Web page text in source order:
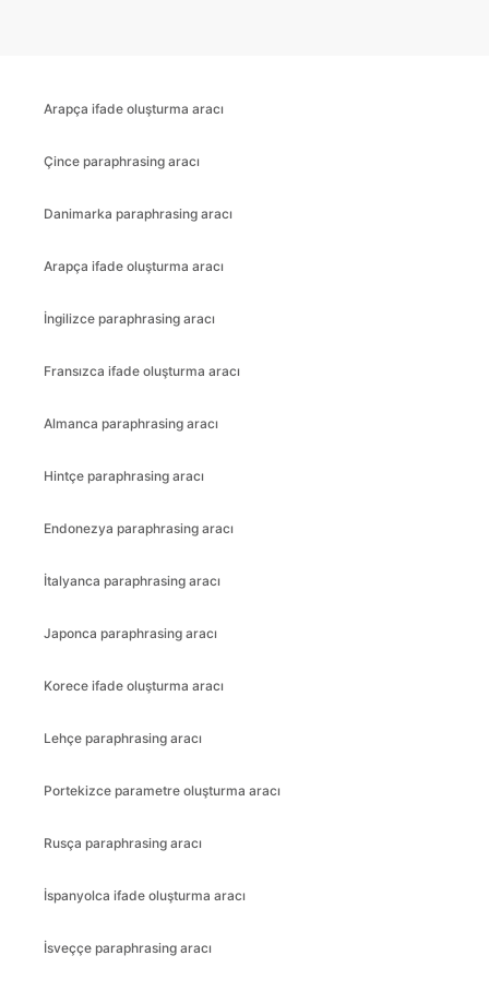
Arapça ifade oluşturma aracı
Çince paraphrasing aracı
Danimarka paraphrasing aracı
Arapça ifade oluşturma aracı
İngilizce paraphrasing aracı
Fransızca ifade oluşturma aracı
Almanca paraphrasing aracı
Hintçe paraphrasing aracı
Endonezya paraphrasing aracı
İtalyanca paraphrasing aracı
Japonca paraphrasing aracı
Korece ifade oluşturma aracı
Lehçe paraphrasing aracı
Portekizce parametre oluşturma aracı
Rusça paraphrasing aracı
İspanyolca ifade oluşturma aracı
İsveççe paraphrasing aracı